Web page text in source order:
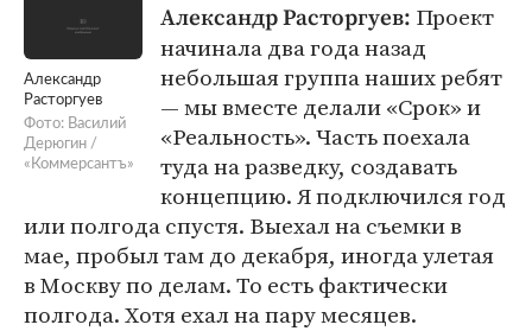
Александр
Расторгуев
Фото: Василий
Дерюгин /
«Коммерсантъ»
Александр Расторгуев: Проект
начинала два года назад
небольшая группа наших ребят
— мы вместе делали «Срок» и
«Реальность». Часть поехала
туда на разведку, создавать
концепцию. Я подключился год
или полгода спустя. Выехал на съемки в
мае, пробыл там до декабря, иногда улетая
в Москву по делам. То есть фактически
полгода. Хотя ехал на пару месяцев.